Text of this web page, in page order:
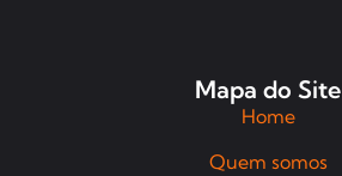
Mapa do Site
Home
Quem somos